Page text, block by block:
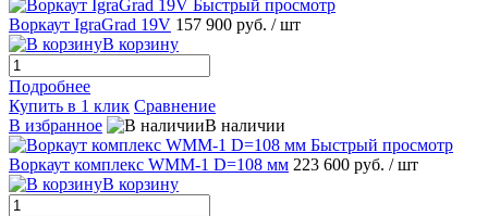
Быстрый просмотр
Воркаут IgraGrad 19V 157 900 руб. / шт
В корзину
Подробнее
Купить в 1 клик Сравнение
В избранное
В наличии
Быстрый просмотр
Воркаут комплекс WMM-1 D=108 мм 223 600 руб. / шт
В корзину